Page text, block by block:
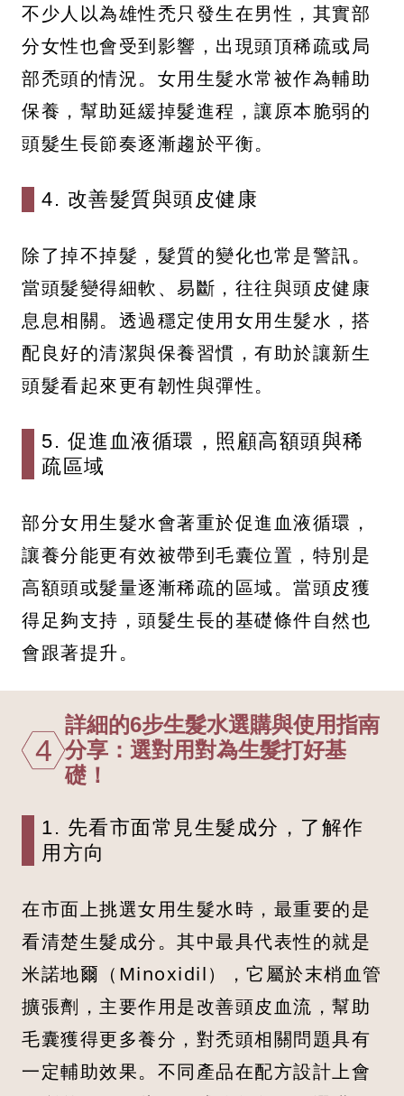
不少人以為雄性禿只發生在男性，其實部
分女性也會受到影響，出現頭頂稀疏或局
部禿頭的情況。女用生髮水常被作為輔助
保養，幫助延緩掉髮進程，讓原本脆弱的
頭髮生長節奏逐漸趨於平衡。
4. 改善髮質與頭皮健康
除了掉不掉髮，髮質的變化也常是警訊。
當頭髮變得細軟、易斷，往往與頭皮健康
息息相關。透過穩定使用女用生髮水，搭
配良好的清潔與保養習慣，有助於讓新生
頭髮看起來更有韌性與彈性。
5. 促進血液循環，照顧高額頭與稀
疏區域
部分女用生髮水會著重於促進血液循環，
讓養分能更有效被帶到毛囊位置，特別是
高額頭或髮量逐漸稀疏的區域。當頭皮獲
得足夠支持，頭髮生長的基礎條件自然也
會跟著提升。
4
詳細的6步生髮水選購與使用指南
分享：選對用對為生髮打好基
礎！
1. 先看市面常見生髮成分，了解作
用方向
在市面上挑選女用生髮水時，最重要的是
看清楚生髮成分。其中最具代表性的就是
米諾地爾（Minoxidil），它屬於末梢血管
擴張劑，主要作用是改善頭皮血流，幫助
毛囊獲得更多養分，對禿頭相關問題具有
一定輔助效果。不同產品在配方設計上會